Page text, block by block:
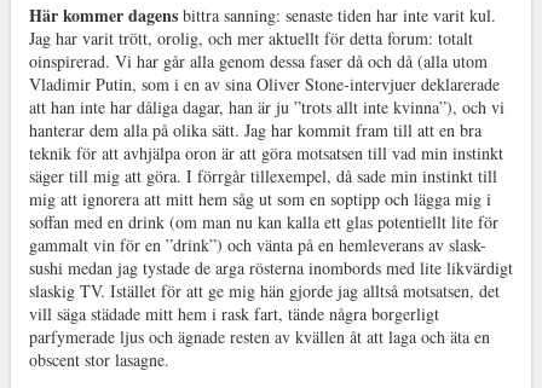
Här kommer dagensbittra sanning: senaste tiden har inte varit kul.
Jag har varit trött, orolig, och mer aktuellt för detta forum: totalt
oinspirerad. Vi har går alla genom dessa faser då och då (alla utom
Vladimir Putin, som i en av sina Oliver Stone-intervjuer deklarerade
att han inte har dåliga dagar, han är ju ”trots allt inte kvinna”), och vi
hanterar dem alla på olika sätt. Jag har kommit fram till att en bra
teknik för att avhjälpa oron är att göra motsatsen till vad min instinkt
säger till mig att göra. I förrgår tillexempel, då sade min instinkt till
mig att ignorera att mitt hem såg ut som en soptipp och lägga mig i
soffan med en drink (om man nu kan kalla ett glas potentiellt lite för
gammalt vin för en ”drink”) och vänta på en hemleverans av slask-
sushi medan jag tystade de arga rösterna inombords med lite likvärdigt
slaskig TV. Istället för att ge mig hän gjorde jag alltså motsatsen, det
vill säga städade mitt hem i rask fart, tände några borgerligt
parfymerade ljus och ägnade resten av kvällen åt att laga och äta en
obscent stor lasagne.